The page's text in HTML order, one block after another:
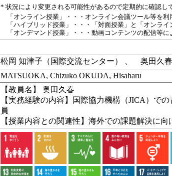
* 状況により変更される可能性があるので定期的に確認し
「オンライン授業」・・・オンライン会議ツール等を
「ハイブリッド授業」・・・「対面授業」と「オンラ
「オンデマンド授業」・・・動画コンテンツの配信等
松岡 知津子（国際交流センター） 、 奥田久春
MATSUOKA, Chizuko OKUDA, Hisaharu
【教員名】 奥田久春
【実務経験の内容】国際協力機構（JICA）で
員
【授業内容との関連性】海外での課題解決に